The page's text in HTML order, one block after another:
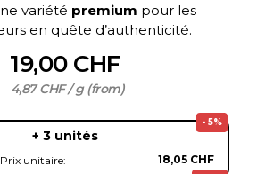
variété premium pour les
en quête d’authenticité.
19,00 CHF
4,87 CHF / g (from)
- 5%
+ 3 unités
Prix unitaire: 18,05 CHF